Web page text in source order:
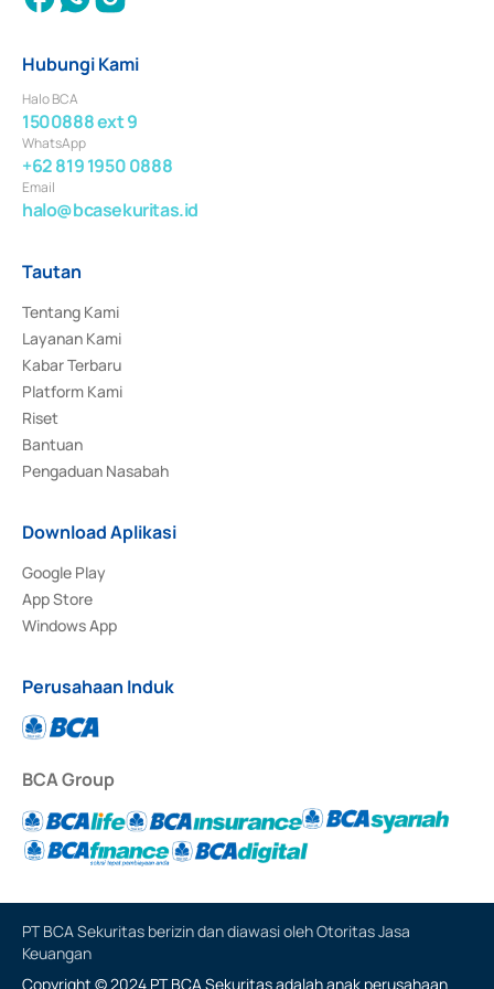
Hubungi Kami
Halo BCA
1500888 ext 9
WhatsApp
+62 819 1950 0888
Email
halo@bcasekuritas.id
Tautan
Tentang Kami
Layanan Kami
Kabar Terbaru
Platform Kami
Riset
Bantuan
Pengaduan Nasabah
Download Aplikasi
Google Play
App Store
Windows App
Perusahaan Induk
BCA Group
PT BCA Sekuritas berizin dan diawasi oleh Otoritas Jasa
Keuangan
Copyright © 2024 PT BCA Sekuritas adalah anak perusahaan